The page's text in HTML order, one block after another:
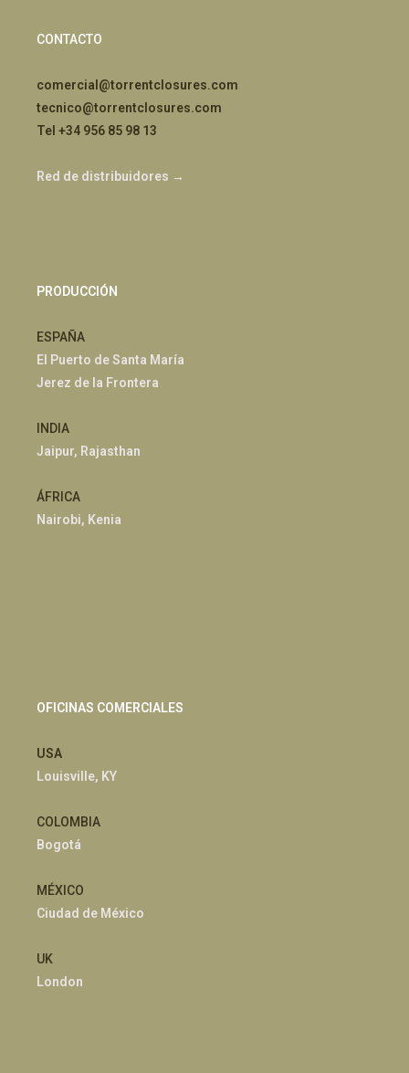
CONTACTO
comercial@torrentclosures.com
tecnico@torrentclosures.com
Tel +34 956 85 98 13
Red de distribuidores →
PRODUCCIÓN
ESPAÑA
El Puerto de Santa María
Jerez de la Frontera
INDIA
Jaipur, Rajasthan
ÁFRICA
Nairobi, Kenia
OFICINAS COMERCIALES
USA
Louisville, KY
COLOMBIA
Bogotá
MÉXICO
Ciudad de México
UK
London